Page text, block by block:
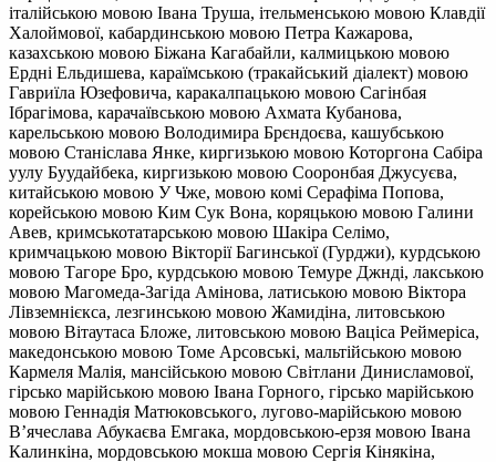
італійською мовою Івана Труша, ітельменською мовою Клавдії
Халоймової, кабардинською мовою Петра Кажарова,
казахською мовою Біжана Кагабайли, калмицькою мовою
Ердні Ельдишева, караїмською (тракайський діалект) мовою
Гавриїла Юзефовича, каракалпацькою мовою Сагінбая
Ібрагімова, карачаївською мовою Ахмата Кубанова,
карельською мовою Володимира Брєндоєва, кашубською
мовою Станіслава Янке, киргизькою мовою Которгона Сабіра
уулу Буудайбека, киргизькою мовою Сооронбая Джусуєва,
китайською мовою У Чже, мовою комі Серафіма Попова,
корейською мовою Ким Сук Вона, коряцькою мовою Галини
Авев, кримськотатарською мовою Шакіра Селімо,
кримчацькою мовою Вікторії Багинської (Гурджи), курдською
мовою Тагоре Бро, курдською мовою Темуре Джнді, лакською
мовою Магомеда-Загіда Амінова, латиською мовою Віктора
Лівземнієкса, лезгинською мовою Жамидіна, литовською
мовою Вітаутаса Бложе, литовською мовою Ваціса Реймеріса,
македонською мовою Томе Арсовські, мальтійською мовою
Кармеля Малія, мансійською мовою Світлани Динисламової,
гірсько марійською мовою Івана Горного, гірсько марійською
мовою Геннадія Матюковського, лугово-марійською мовою
В’ячеслава Абукаєва Емгака, мордовською-ерзя мовою Івана
Калинкіна, мордовською мокша мовою Сергія Кінякіна,